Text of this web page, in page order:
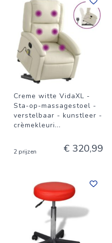
Creme witte VidaXL -
Sta-op-massagestoel -
verstelbaar - kunstleer -
crèmekleuri...
2 prijzen € 320,99